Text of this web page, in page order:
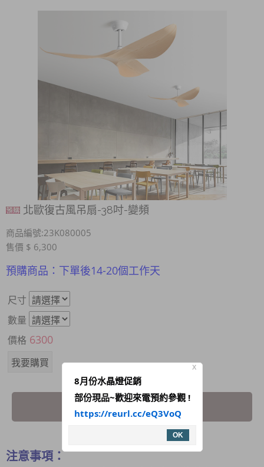
北歐復古風吊扇-38吋-變頻
商品編號:23K080005
售價 $ 6,300
預購商品：下單後14-20個工作天
尺寸
數量
價格 6300
我要詢問
注意事項：
X
8月份水晶燈促銷
部份現品~歡迎來電預約參觀 !
https://reurl.cc/eQ3VoQ
OK